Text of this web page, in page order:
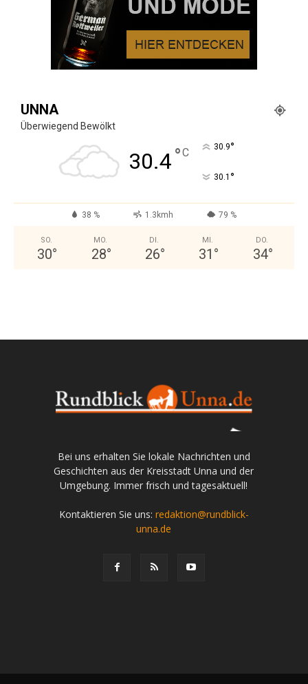
UNNA
Überwiegend Bewölkt
30.4°C 30.9°
30.1 °
38 % 1.3kmh 79 %
SO.
30°
MO.
28°
DI.
26°
MI.
31 °
DO.
34°
Bei uns erhalten Sie lokale Nachrichten und
Geschichten aus der Kreisstadt Unna und der
Umgebung. Immer frisch und tagesaktuell!
Kontaktieren Sie uns: redaktion@rundblick-
unna.de